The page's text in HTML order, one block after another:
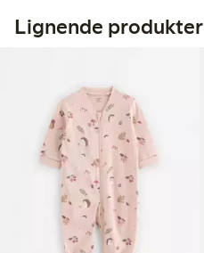
Lignende produkter